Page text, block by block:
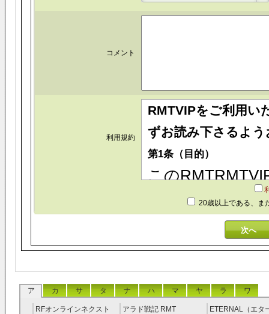
コメント
利用規約
RMTVIPをご利用い
ずお読み下さるよ
第1条（目的）
この
といいます)は
といいます)が
ビス(以下「本
す。本サービス
本規約を誠実に
20歳以上である、ま
ア カ サ タ ナ ハ マ ヤ ラ ワ
RFオンラインネクスト
アラド戦記 RMT
ETERNAL（エタ